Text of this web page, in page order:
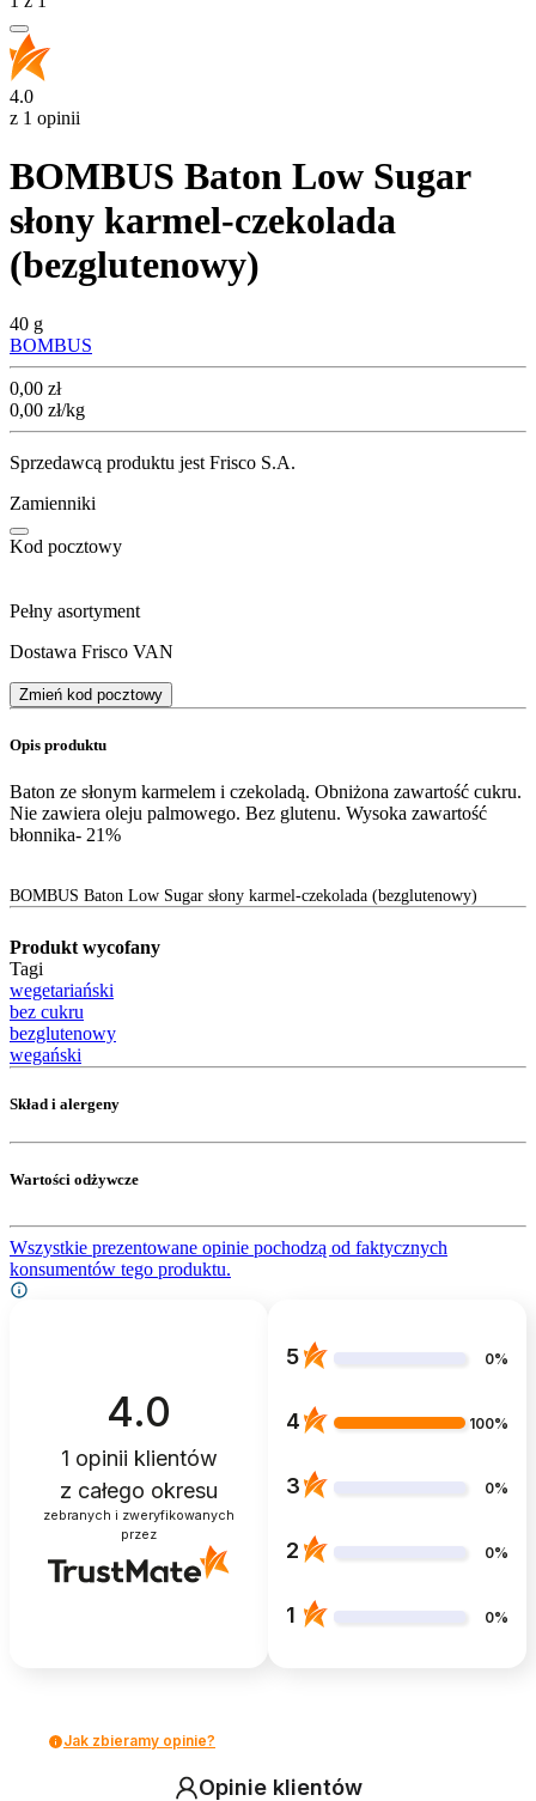
4.0
z 1 opinii
BOMBUS Baton Low Sugar
słony karmel-czekolada
(bezglutenowy)
40 g
BOMBUS
Cena
0,00 zł
0,00 zł/kg
Sprzedawcą produktu jest Frisco S.A.
Zamienniki
Kod pocztowy
Pełny asortyment
Dostawa Frisco VAN
Zmień kod pocztowy
Opis produktu
Baton ze słonym karmelem i czekoladą. Obniżona zawartość cukru.
Nie zawiera oleju palmowego. Bez glutenu. Wysoka zawartość
błonnika- 21%
BOMBUS Baton Low Sugar słony karmel-czekolada (bezglutenowy)
Produkt wycofany
Tagi
wegetariański
bez cukru
bezglutenowy
wegański
Skład i alergeny
Wartości odżywcze
Wszystkie prezentowane opinie pochodzą od faktycznych
konsumentów tego produktu.
4.0
1 opinii klientów
z całego okresu
zebranych i zweryfikowanych
przez
5 0%
4 100%
3 0%
2 0%
1 0%
Jak zbieramy opinie?
Opinie klientów